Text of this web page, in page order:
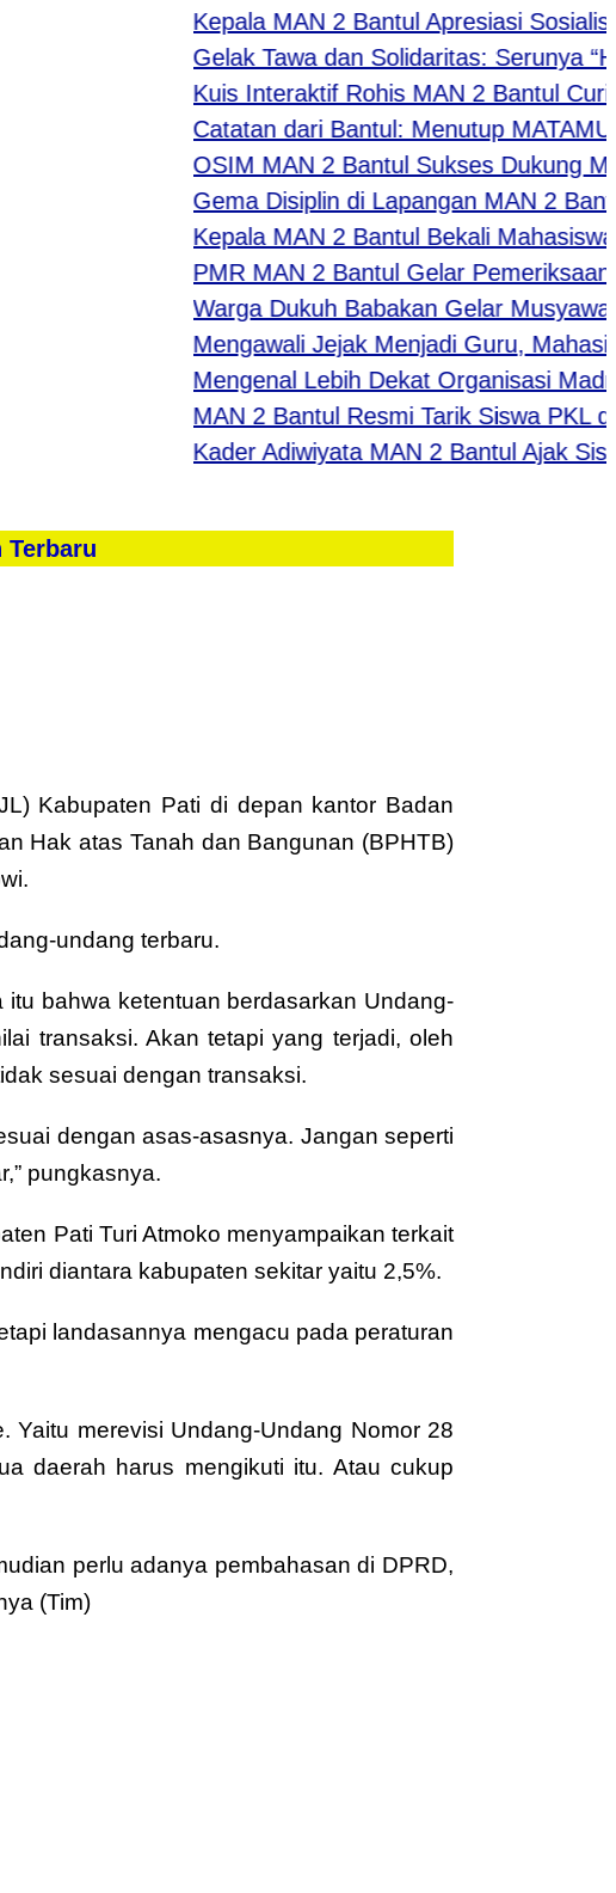
Kepala MAN 2 Bantul Apresiasi
Gelak Tawa dan Solidaritas: Serunya
Kuis Interaktif Rohis MAN 2 Bantul Curi
Catatan dari Bantul: Menutup
OSIM MAN 2 Bantul Sukses Dukung
Gema Disiplin di Lapangan MAN 2
Kepala MAN 2 Bantul Bekali Mahasiswa
PMR MAN 2 Bantul Gelar Pemeriksaan
Warga Dukuh Babakan Gelar
Mengawali Jejak Menjadi Guru,
Mengenal Lebih Dekat Organisasi
MAN 2 Bantul Resmi Tarik Siswa PKL
Kader Adiwiyata MAN 2 Bantul Ajak
Terbaru
Kabupaten Pati di depan kantor Badan
Hak atas Tanah dan Bangunan (BPHTB)
undang terbaru.
bahwa ketentuan berdasarkan Undang-
transaksi. Akan tetapi yang terjadi, oleh
sesuai dengan transaksi.
dengan asas-asasnya. Jangan seperti
pungkasnya.
Pati Turi Atmoko menyampaikan terkait
diantara kabupaten sekitar yaitu 2,5%.
landasannya mengacu pada peraturan
Yaitu merevisi Undang-Undang Nomor 28
daerah harus mengikuti itu. Atau cukup
perlu adanya pembahasan di DPRD,
(Tim)